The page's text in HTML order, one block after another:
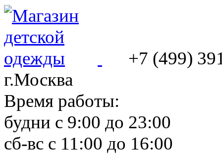
+7 (499)
г.Москва
Время работы:
будни с 9:00 до 23:00
сб-вс с 11:00 до 16:00